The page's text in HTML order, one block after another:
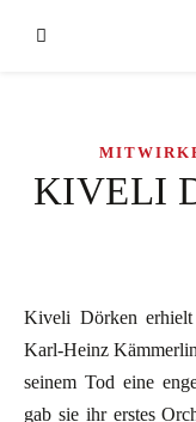
KIVELI
Kiveli Dörken erhielt Ihre musikalische Ausbildung bei Prof.
Karl-Heinz
seinem Tod eine
gab sie ihr erstes